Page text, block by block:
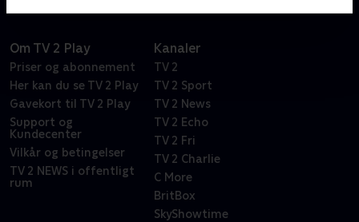
Om TV 2 Play
Priser og abonnement
Her kan du se TV 2 Play
Gavekort til TV 2 Play
Support og
Kundecenter
Vilkår og betingelser
TV 2 NEWS i offentligt
rum
Kanaler
TV 2
TV 2 Sport
TV 2 News
TV 2 Echo
TV 2 Fri
TV 2 Charlie
C More
BritBox
SkyShowtime